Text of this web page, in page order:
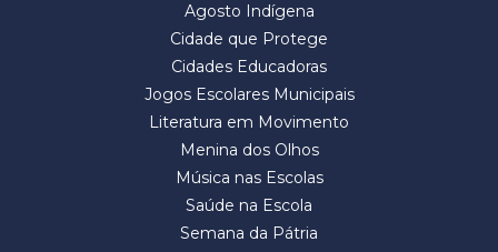
Agosto Indígena
Cidade que Protege
Cidades Educadoras
Jogos Escolares Municipais
Literatura em Movimento
Menina dos Olhos
Música nas Escolas
Saúde na Escola
Semana da Pátria